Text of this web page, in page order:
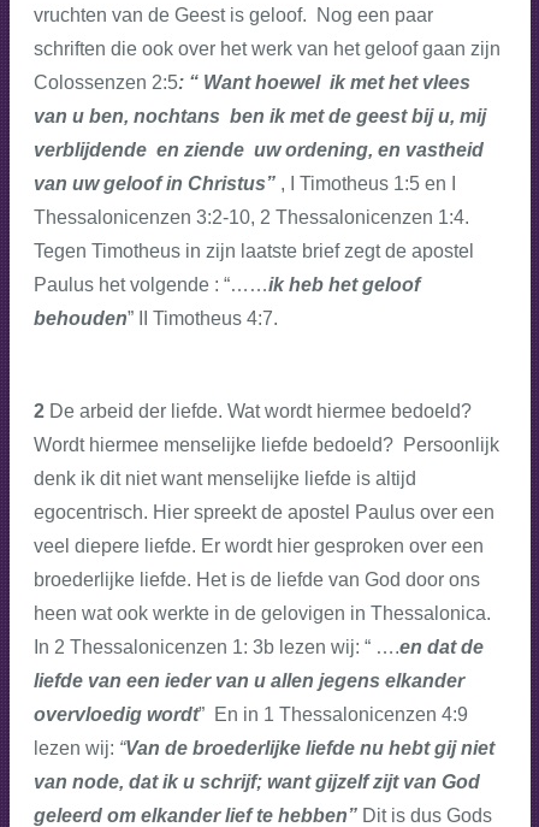
vruchten van de Geest is geloof. Nog een paar
schriften die ook over het werk van het geloof gaan zijn
Colossenzen 2:5: “ Want hoewel ik met het vlees
van u ben, nochtans ben ik met de geest bij u, mij
verblijdende en ziende uw ordening, en vastheid
van uw geloof in Christus” , I Timotheus 1:5 en I
Thessalonicenzen 3:2-10, 2 Thessalonicenzen 1:4.
Tegen Timotheus in zijn laatste brief zegt de apostel
Paulus het volgende : “……ik heb het geloof
behouden” II Timotheus 4:7.
2 De arbeid der liefde. Wat wordt hiermee bedoeld?
Wordt hiermee menselijke liefde bedoeld? Persoonlijk
denk ik dit niet want menselijke liefde is altijd
egocentrisch. Hier spreekt de apostel Paulus over een
veel diepere liefde. Er wordt hier gesproken over een
broederlijke liefde. Het is de liefde van God door ons
heen wat ook werkte in de gelovigen in Thessalonica.
In 2 Thessalonicenzen 1: 3b lezen wij: “ ….en dat de
liefde van een ieder van u allen jegens elkander
overvloedig wordt” En in 1 Thessalonicenzen 4:9
lezen wij: “Van de broederlijke liefde nu hebt gij niet
van node, dat ik u schrijf; want gijzelf zijt van God
geleerd om elkander lief te hebben”Dit is dus Gods